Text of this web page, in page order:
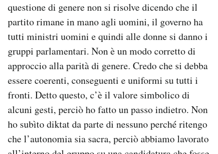
questione di genere non si risolve dicendo che il
partito rimane in mano agli uomini, il governo ha
tutti ministri uomini e quindi alle donne si danno i
gruppi parlamentari. Non è un modo corretto di
approccio alla parità di genere. Credo che si debba
essere coerenti, conseguenti e uniformi su tutti i
fronti. Detto questo, c’è il valore simbolico di
alcuni gesti, perciò ho fatto un passo indietro. Non
ho subìto diktat da parte di nessuno perché ritengo
che l’autonomia sia sacra, perciò abbiamo lavorato